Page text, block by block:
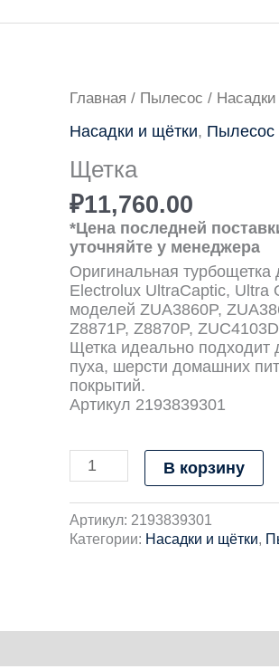
Главная / Пылесос /
Насадки и щётки, Пылесос
Щетка
₽11,760.00
*Цена последней
уточняйте у менеджера
Оригинальная турбощетка
Electrolux UltraCaptic, Ultra
моделей ZUA3860P,
Z8871P, Z8870P,
Щетка идеально подходит
пуха, шерсти домашних
покрытий.
Артикул 2193839301
Количество
Щетка
В корзину
Артикул: 2193839301
Категории: Насадки и щётки,